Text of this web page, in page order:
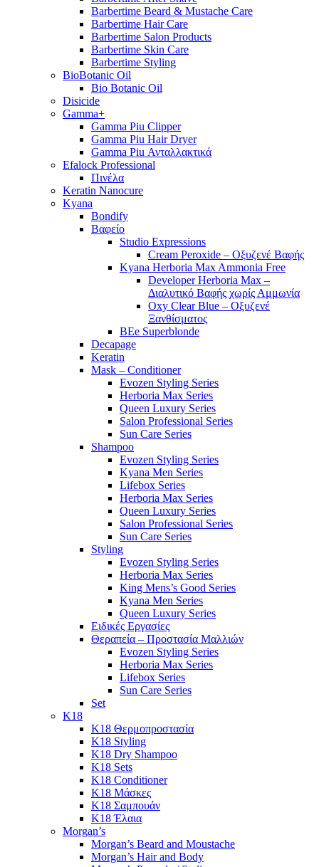
Barbertime Beard & Mustache Care
Barbertime Hair Care
Barbertime Salon Products
Barbertime Skin Care
Barbertime Styling
BioBotanic Oil
Bio Botanic Oil
Disicide
Gamma+
Gamma Piu Clipper
Gamma Piu Hair Dryer
Gamma Piu Ανταλλακτικά
Efalock Professional
Πινέλα
Keratin Nanocure
Kyana
Bondify
Βαφείο
Studio Expressions
Cream Peroxide – Οξυζενέ Βαφής
Kyana Herboria Max Ammonia Free
Developer Herboria Max –
Διαλυτικό Βαφής χωρίς Αμμωνία
Oxy Clear Blue – Οξυζενέ
Ξανθίσματος
BEe Superblonde
Decapage
Keratin
Mask – Conditioner
Evozen Styling Series
Herboria Max Series
Queen Luxury Series
Salon Professional Series
Sun Care Series
Shampoo
Evozen Styling Series
Kyana Men Series
Lifebox Series
Herboria Max Series
Queen Luxury Series
Salon Professional Series
Sun Care Series
Styling
Evozen Styling Series
Herboria Max Series
King Mens’s Good Series
Kyana Men Series
Queen Luxury Series
Ειδικές Εργασίες
Θεραπεία – Προστασία Μαλλιών
Evozen Styling Series
Herboria Max Series
Lifebox Series
Sun Care Series
Set
K18
K18 Θερμοπροστασία
K18 Styling
K18 Dry Shampoo
K18 Sets
K18 Conditioner
K18 Μάσκες
K18 Σαμπουάν
K18 Έλαια
Morgan’s
Morgan’s Beard and Moustache
Morgan’s Hair and Body